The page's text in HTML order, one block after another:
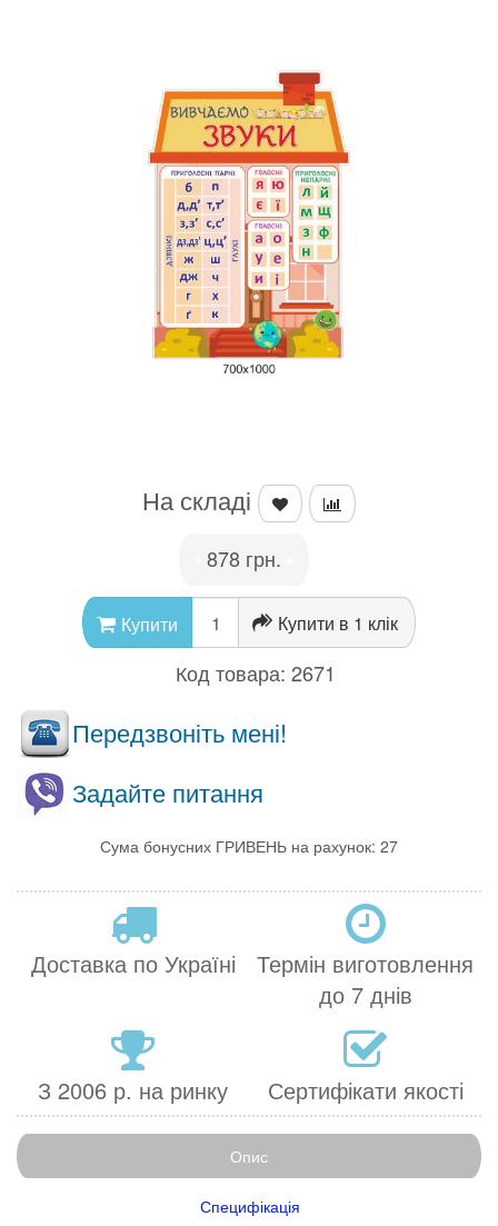
На складі
878 грн.
Купити Купити в 1 клік
Код товара: 2671
Передзвоніть мені!
Задайте питання
Сума бонусних ГРИВЕНЬ на рахунок: 27
Доставка по Україні
Термін виготовлення
до 7 днів
З 2006 р. на ринку Сертифікати якості
Опис
Специфікація